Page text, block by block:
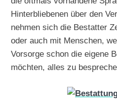
Hinterbliebenen über den
nehmen sich die Bestatter
oder auch mit Menschen,
Vorsorge schon die eigene
möchten, alles zu